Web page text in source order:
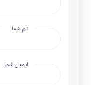
نام شما
ایمیل شما